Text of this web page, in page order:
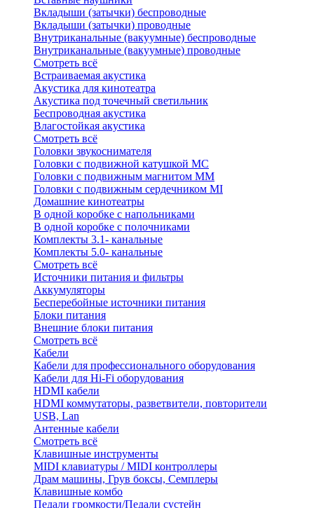
Вкладыши (затычки) беспроводные
Вкладыши (затычки) проводные
Внутриканальные (вакуумные) беспроводные
Внутриканальные (вакуумные) проводные
Смотреть всё
Встраиваемая акустика
Акустика для кинотеатра
Акустика под точечный светильник
Беспроводная акустика
Влагостойкая акустика
Смотреть всё
Головки звукоснимателя
Головки с подвижной катушкой MC
Головки с подвижным магнитом ММ
Головки с подвижным сердечником MI
Домашние кинотеатры
В одной коробке с напольниками
В одной коробке с полочниками
Комплекты 3.1- канальные
Комплекты 5.0- канальные
Смотреть всё
Источники питания и фильтры
Аккумуляторы
Бесперебойные источники питания
Блоки питания
Внешние блоки питания
Смотреть всё
Кабели
Кабели для профессионального оборудования
Кабели для Hi-Fi оборудования
HDMI кабели
HDMI коммутаторы, разветвители, повторители
USB, Lan
Антенные кабели
Смотреть всё
Клавишные инструменты
MIDI клавиатуры / MIDI контроллеры
Драм машины, Грув боксы, Семплеры
Клавишные комбо
Педали громкости/Педали сустейн